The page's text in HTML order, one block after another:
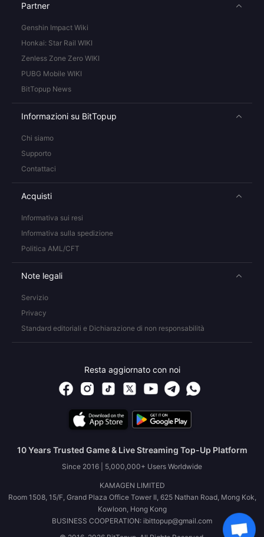
Partner
Genshin Impact Wiki
Honkai: Star Rail WIKI
Zenless Zone Zero WIKI
PUBG Mobile WIKI
BitTopup News
Informazioni su BitTopup
Chi siamo
Supporto
Contattaci
Acquisti
Informativa sui resi
Informativa sulla spedizione
Politica AML/CFT
Note legali
Servizio
Privacy
Standard editoriali e Dichiarazione di non responsabilità
Resta aggiornato con noi
10 Years Trusted Game & Live Streaming Top-Up Platform
Since 2016 | 5,000,000+ Users Worldwide
KAMAGEN LIMITED
Room 1508, 15/F, Grand Plaza Office Tower II, 625 Nathan Road, Mong Kok,
Kowloon, Hong Kong
BUSINESS COOPERATION: ibittopup@gmail.com